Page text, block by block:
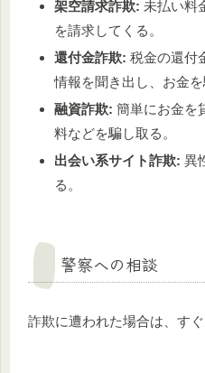
架空請求詐欺: 未払い料
を請求してくる。
還付金詐欺: 税金の還付
情報を聞き出し、お金を
融資詐欺: 簡単にお金を
料などを騙し取る。
出会い系サイト詐欺: 異
る。
警察への相談
詐欺に遭われた場合は、す